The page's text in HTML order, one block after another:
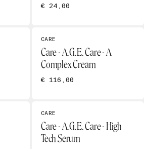
€ 24,00
CARE
Care - A.G.E. Care - A
Complex Cream
€ 116,00
CARE
Care - A.G.E. Care - High
Tech Serum